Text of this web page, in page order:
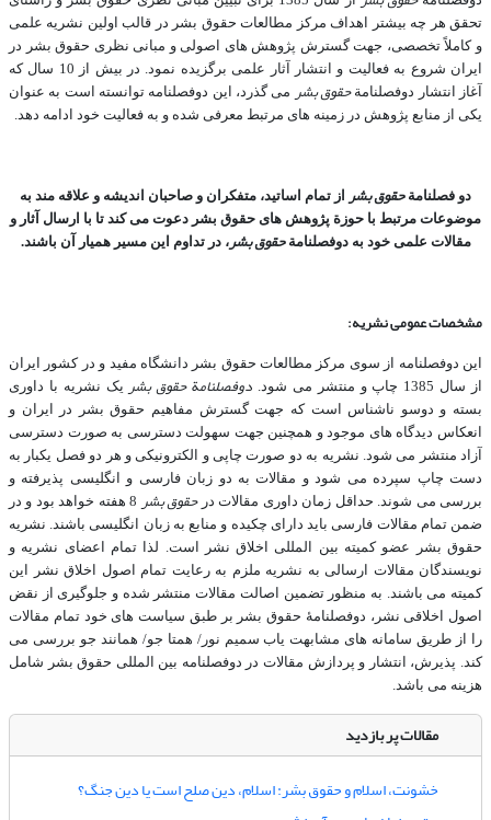
تحقق هر چه بیشتر اهداف مرکز مطالعات حقوق بشر در قالب اولین نشریه علمی
و کاملاً تخصصی، جهت گسترش پژوهش های اصولی و مبانی نظری حقوق بشر در
ایران شروع به فعالیت و انتشار آثار علمی برگزیده نمود. در بیش از 10 سال که
آغاز انتشار دوفصلنامةحقوق بشر می گذرد، این دوفصلنامه توانسته است به عنوان
یکی از منابع پژوهش در زمینه های مرتبط معرفی شده و به فعالیت خود ادامه دهد.
دو فصلنامةحقوق بشر از تمام اساتید، متفکران و صاحبان اندیشه و علاقه مند به
موضوعات مرتبط با حوزة پژوهش های حقوق بشر دعوت می کند تا با ارسال آثار و
مقالات علمی خود به دوفصلنامةحقوق بشر، در تداوم این مسیر همیار آن باشند.
مشخصات عمومی نشریه:
این دوفصلنامه از سوی مرکز مطالعات حقوق بشر دانشگاه مفید و در کشور ایران
از سال 1385 چاپ و منتشر می شود.
دوفصلنامة حقوق بشر یک نشریه با داوری
بسته و دوسو ناشناس است که جهت گسترش مفاهیم حقوق بشر در ایران و
انعکاس دیدگاه های موجود و همچنین جهت سهولت دسترسی به صورت دسترسی
آزاد منتشر می شود. نشریه به دو صورت چاپی و الکترونیکی و هر دو فصل یکبار به
دست چاپ سپرده می شود و مقالات به دو زبان فارسی و انگلیسی پذیرفته و
بررسی می شوند. حداقل زمان داوری مقالات درحقوق بشر
8 هفته خواهد بود و در
ضمن تمام مقالات فارسی باید دارای چکیده و منابع به زبان انگلیسی باشند. نشریه
حقوق بشر عضو کمیته بین المللی اخلاق نشر است. لذا تمام اعضای نشریه و
نویسندگان مقالات ارسالی به نشریه ملزم به رعایت تمام اصول اخلاق نشر این
کمیته می باشند. به منظور تضمین اصالت مقالات منتشر شده و جلوگیری از نقض
اصول اخلاقی نشر، دوفصلنامۀ حقوق بشر بر طبق سیاست های خود تمام مقالات
را از طریق سامانه های مشابهت یاب سمیم نور/ همتا جو/ همانند جو بررسی می
کند. پذیرش، انتشار و پردازش مقالات در دوفصلنامه بین المللی حقوق بشر شامل
هزینه می باشد.
مقالات پر بازدید
خشونت، اسلام و حقوق بشر: اسلام، دین صلح است یا دین جنگ؟